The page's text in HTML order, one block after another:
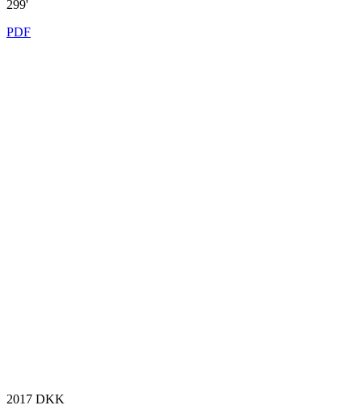
299'
PDF
2017 DKK